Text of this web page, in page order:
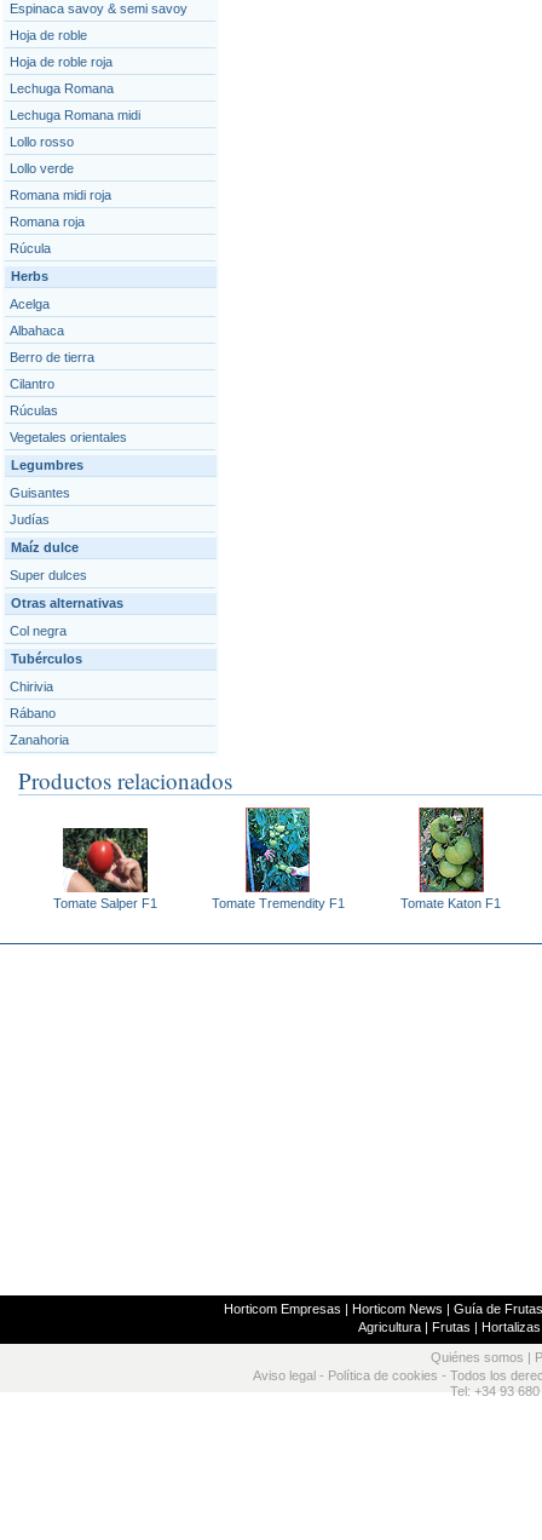
Espinaca savoy & semi savoy
Hoja de roble
Hoja de roble roja
Lechuga Romana
Lechuga Romana midi
Lollo rosso
Lollo verde
Romana midi roja
Romana roja
Rúcula
Herbs
Acelga
Albahaca
Berro de tierra
Cilantro
Rúculas
Vegetales orientales
Legumbres
Guisantes
Judías
Maíz dulce
Super dulces
Otras alternativas
Col negra
Tubérculos
Chirivia
Rábano
Zanahoria
Productos relacionados
Tomate Salper F1 Tomate Tremendity F1 Tomate Katon F1
Horticom Empresas | Horticom News | Guía de
Agricultura| Frutas | Hortalizas
Quiénes somos
Aviso legal - Política de cookies - Todos los
Tel: +34 93